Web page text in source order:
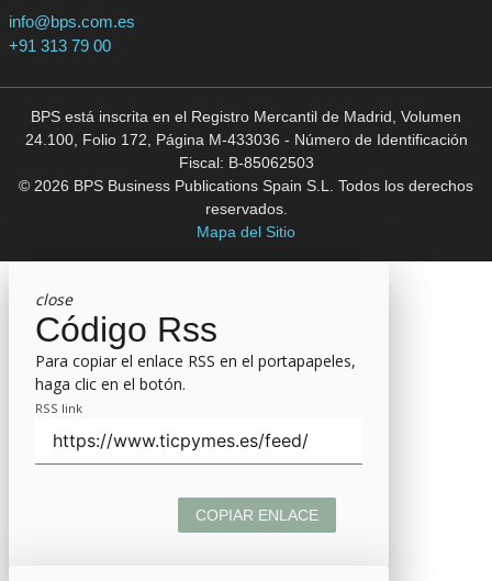
info@bps.com.es
+91 313 79 00
BPS está inscrita en el Registro Mercantil de Madrid, Volumen
24.100, Folio 172, Página M-433036 - Número de Identificación
Fiscal: B-85062503
© 2026 BPS Business Publications Spain S.L. Todos los derechos
reservados.
Mapa del Sitio
close
Código Rss
Para copiar el enlace RSS en el portapapeles,
haga clic en el botón.
RSS link
COPIAR ENLACE